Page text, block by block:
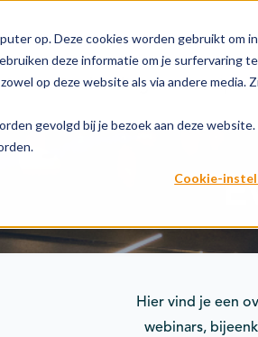
op. Deze cookies worden gebruikt om
deze informatie om je surfervaring
op deze website als via andere media.
gevolgd bij je bezoek aan deze
Cookie-
Actie Doelstellingen
Hier vind je een
webinars,